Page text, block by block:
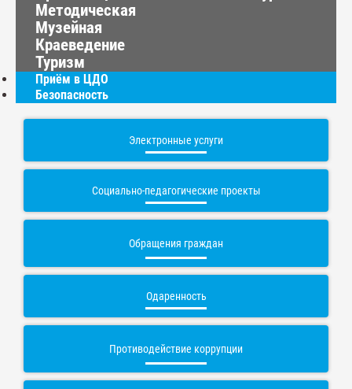
Методическая
Музейная
Краеведение
Туризм
Приём в ЦДО
Безопасность
Электронные услуги
Социально-педагогические проекты
Обращения граждан
Одаренность
Противодействие коррупции